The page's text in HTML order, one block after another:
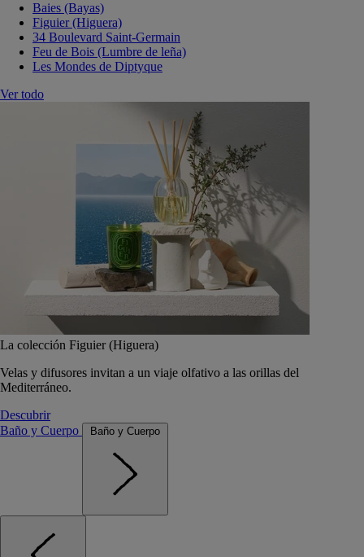
Baies (Bayas)
Figuier (Higuera)
34 Boulevard Saint-Germain
Feu de Bois (Lumbre de leña)
Les Mondes de Diptyque
Ver todo
La colección Figuier (Higuera)
Velas y difusores invitan a un viaje olfativo a las orillas del
Mediterráneo.
Descubrir
Baño y Cuerpo
Baño y Cuerpo